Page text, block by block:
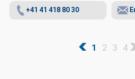
+41 41 418 80 30
1 2 3 4